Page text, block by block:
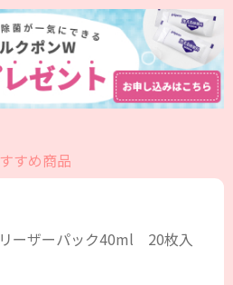
すめ商品
ーザーパック40ml 20枚入